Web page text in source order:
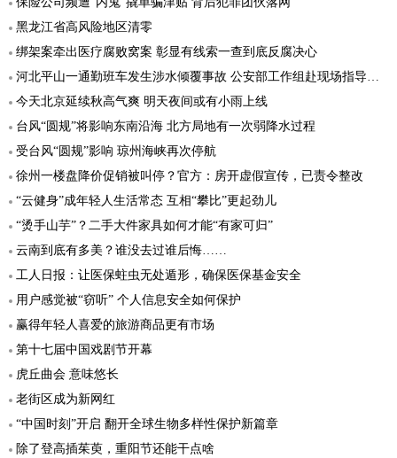
黑龙江省高风险地区清零
绑架案牵出医疗腐败窝案 彰显有线索一查到底反腐决心
河北平山一通勤班车发生涉水倾覆事故 公安部工作组赴现场指导工作
今天北京延续秋高气爽 明天夜间或有小雨上线
台风“圆规”将影响东南沿海 北方局地有一次弱降水过程
受台风“圆规”影响 琼州海峡再次停航
徐州一楼盘降价促销被叫停？官方：房开虚假宣传，已责令整改
“云健身”成年轻人生活常态 互相“攀比”更起劲儿
“烫手山芋”？二手大件家具如何才能“有家可归”
云南到底有多美？谁没去过谁后悔……
工人日报：让医保蛀虫无处遁形，确保医保基金安全
用户感觉被“窃听” 个人信息安全如何保护
赢得年轻人喜爱的旅游商品更有市场
第十七届中国戏剧节开幕
虎丘曲会 意味悠长
老街区成为新网红
“中国时刻”开启 翻开全球生物多样性保护新篇章
除了登高插茱萸，重阳节还能干点啥